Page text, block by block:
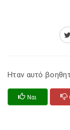
Ηταν αυτό
Ναι